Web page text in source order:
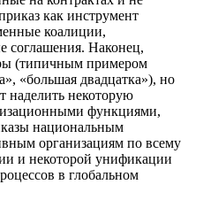
как инструмент
коалиции,
соглашения. Наконец,
(типичным примером
«большая двадцатка»), но
наделить некоторую
функциями,
национальным
организациям по всему
и некоторой унификации
в глобальном